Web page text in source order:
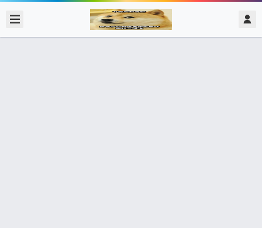
admin @ 梗圖大全 MEME NOW 2017/11/26